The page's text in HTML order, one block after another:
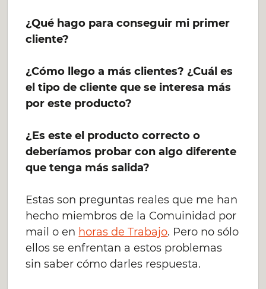
¿Qué hago para conseguir mi primer
cliente?
¿Cómo llego a más clientes? ¿Cuál es
el tipo de cliente que se interesa más
por este producto?
¿Es este el producto correcto o
deberíamos probar con algo diferente
que tenga más salida?
Estas son preguntas reales que me han
hecho miembros de la Comuinidad por
mail o en horas de Trabajo. Pero no sólo
ellos se enfrentan a estos problemas
sin saber cómo darles respuesta.